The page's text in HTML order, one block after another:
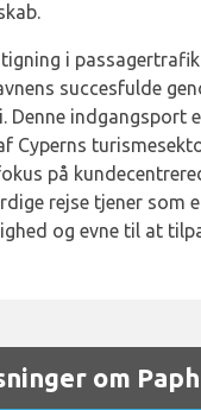
i
succesfulde
Denne indgangsport
Cyperns
på
rejse tjener som
og evne til at
om